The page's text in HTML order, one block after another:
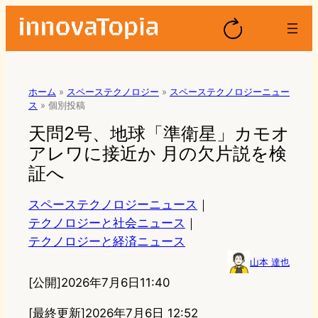
ホーム » スペーステクノロジー » スペーステクノロジーニュー
ス » 個別投稿
天問2号、地球「準衛星」カモオ
アレワに接近か 月の欠片説を検
証へ
スペーステクノロジーニュース ｜
テクノロジーと社会ニュース ｜
テクノロジーと経済ニュース
山本 達也
[公開]2026年7月6日11:40
[最終更新]2026年7月6日 12:52